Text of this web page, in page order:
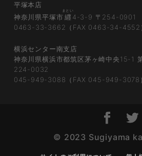
平塚本店
神奈川県平塚市纒
まとい
4-3-9 〒254-0901
0463-33-3662（FAX 0463-34-4552
横浜センター南支店
神奈川県横浜市都筑区茅ヶ崎中央15-1
224-0032
045-949-3088（FAX 045-949-3078
© 2023 Sugiyama